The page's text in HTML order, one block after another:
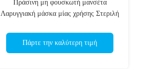
Πράσινη μη φουσκωτή μανσέτα
Λαρυγγιακή μάσκα μίας χρήσης Στεριλή
Πάρτε την καλύτερη τιμή